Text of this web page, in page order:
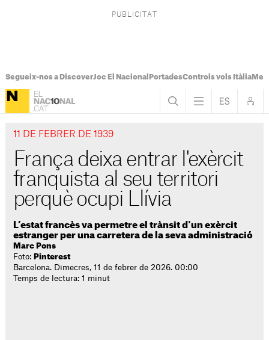
Segueix-nos a DiscoverJoc El Nacional PortadesControls vols Itàlia
11 DE FEBRER DE 1939
França deixa entrar l'exèrcit
franquista al seu territori
perquè ocupi Llívia
L’estat francès va permetre el trànsit d'un exèrcit
estranger per una carretera de la seva administració
Marc Pons
Foto: Pinterest
Barcelona. Dimecres, 11 de febrer de 2026. 00:00
Temps de lectura: 1 minut